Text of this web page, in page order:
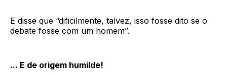
E disse que “dificilmente, talvez, isso fosse dito se o
debate fosse com um homem”.
... E de origem humilde!